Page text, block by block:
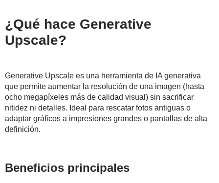
¿Qué hace Generative
Upscale?
Generative Upscale es una herramienta de IA generativa
que permite aumentar la resolución de una imagen (hasta
ocho megapíxeles más de calidad visual) sin sacrificar
nitidez ni detalles. Ideal para rescatar fotos antiguas o
adaptar gráficos a impresiones grandes o pantallas de alta
definición.
Beneficios principales